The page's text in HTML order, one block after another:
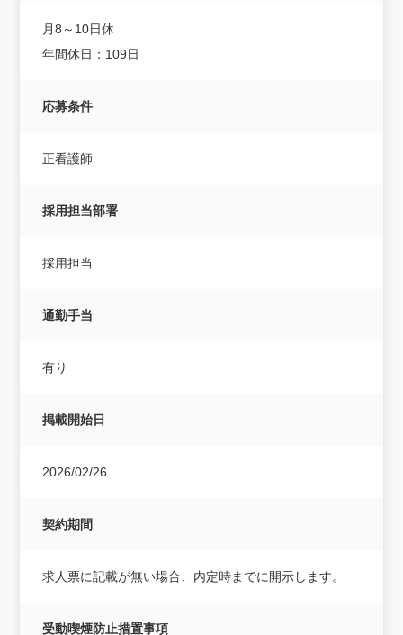
月8～10日休
年間休日：109日
応募条件
正看護師
採用担当部署
採用担当
通勤手当
有り
掲載開始日
2026/02/26
契約期間
求人票に記載が無い場合、内定時までに開示します。
受動喫煙防止措置事項